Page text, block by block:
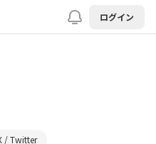
ログイン
/ Twitter